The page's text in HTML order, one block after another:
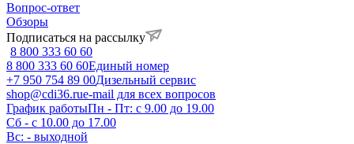
Вопрос-ответ
Обзоры
Подписаться на рассылку
8 800 333 60 60
8 800 333 60 60Единый номер
+7 950 754 89 00Дизельный сервис
shop@cdi36.rue-mail для всех вопросов
График работыПн - Пт: с 9.00 до 19.00
Сб - с 10.00 до 17.00
Вс: - выходной